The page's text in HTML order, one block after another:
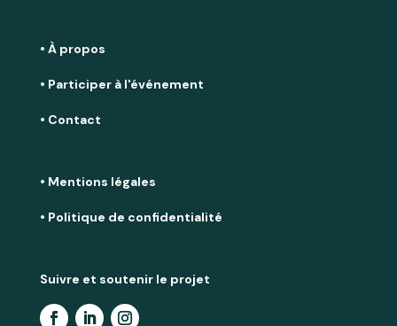
• À propos
• Participer à l'événement
• Contact
• Mentions légales
• Politique de confidentialité
Suivre et soutenir le projet